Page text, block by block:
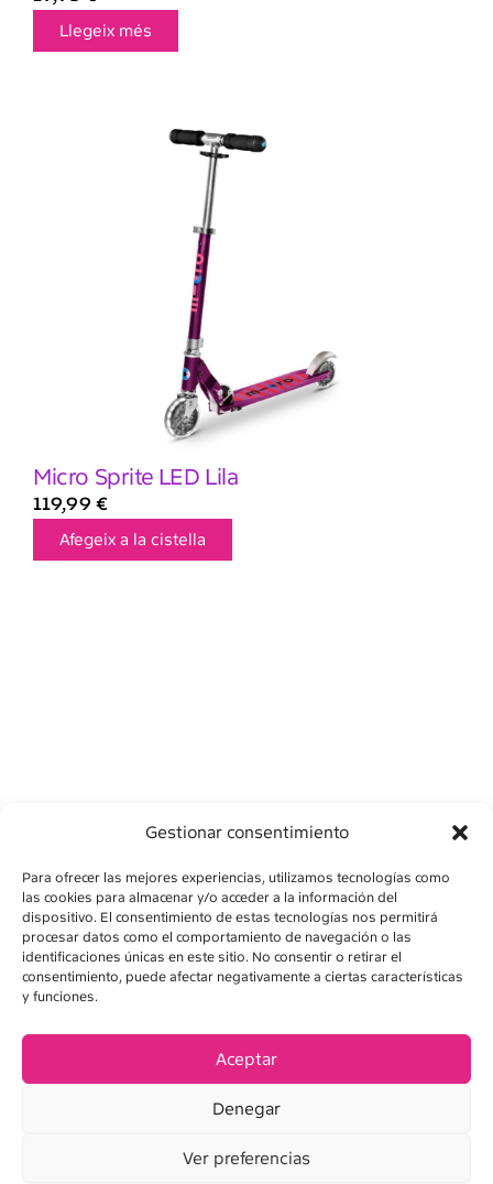
Gestionar consentimiento
Para ofrecer las mejores experiencias, utilizamos tecnologías como
las cookies para almacenar y/o acceder a la información del
dispositivo. El consentimiento de estas tecnologías nos permitirá
procesar datos como el comportamiento de navegación o las
identificaciones únicas en este sitio. No consentir o retirar el
consentimiento, puede afectar negativamente a ciertas características
y funciones.
Aceptar
Denegar
Ver preferencias
Llegeix més
Micro Sprite LED Lila
119,99 €
Afegeix a la cistella
POLÍTICA DE PRIVADESA
POLÍTICA DE COOKIES